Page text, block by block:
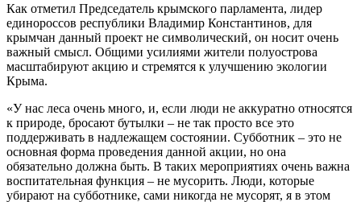
Как отметил Председатель крымского парламента, лидер
единороссов республики Владимир Константинов, для
крымчан данный проект не символический, он носит очень
важный смысл. Общими усилиями жители полуострова
масштабируют акцию и стремятся к улучшению экологии
Крыма.
«У нас леса очень много, и, если люди не аккуратно относятся
к природе, бросают бутылки – не так просто все это
поддерживать в надлежащем состоянии. Субботник – это не
основная форма проведения данной акции, но она
обязательно должна быть. В таких мероприятиях очень важна
воспитательная функция – не мусорить. Люди, которые
убирают на субботнике, сами никогда не мусорят, я в этом